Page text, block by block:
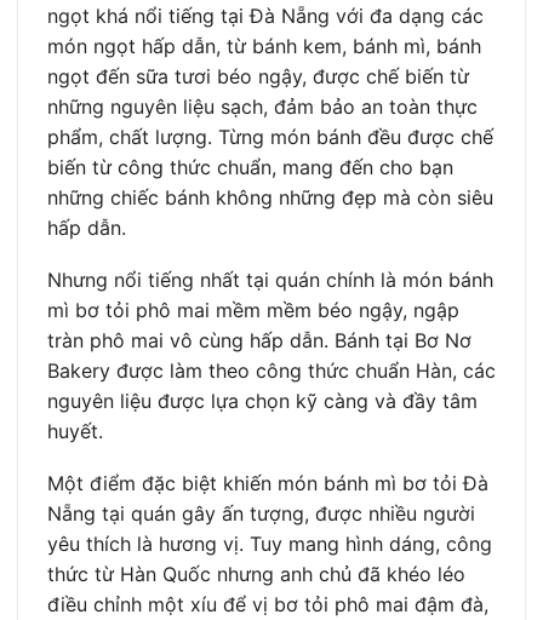
ngọt khá nổi tiếng tại Đà Nẵng với đa dạng các
món ngọt hấp dẫn, từ bánh kem, bánh mì, bánh
ngọt đến sữa tươi béo ngậy, được chế biến từ
những nguyên liệu sạch, đảm bảo an toàn thực
phẩm, chất lượng. Từng món bánh đều được chế
biến từ công thức chuẩn, mang đến cho bạn
những chiếc bánh không những đẹp mà còn siêu
hấp dẫn.
Nhưng nổi tiếng nhất tại quán chính là món bánh
mì bơ tỏi phô mai mềm mềm béo ngậy, ngập
tràn phô mai vô cùng hấp dẫn. Bánh tại Bơ Nơ
Bakery được làm theo công thức chuẩn Hàn, các
nguyên liệu được lựa chọn kỹ càng và đầy tâm
huyết.
Một điểm đặc biệt khiến món bánh mì bơ tỏi Đà
Nẵng tại quán gây ấn tượng, được nhiều người
yêu thích là hương vị. Tuy mang hình dáng, công
thức từ Hàn Quốc nhưng anh chủ đã khéo léo
điều chỉnh một xíu để vị bơ tỏi phô mai đậm đà,